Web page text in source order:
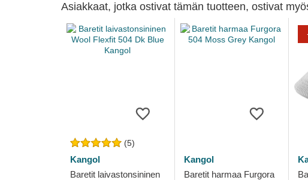
Asiakkaat, jotka ostivat tämän tuotteen, ostivat
(5)
Kangol
Baretit laivastonsininen
Kangol
Baretit harmaa Furgora